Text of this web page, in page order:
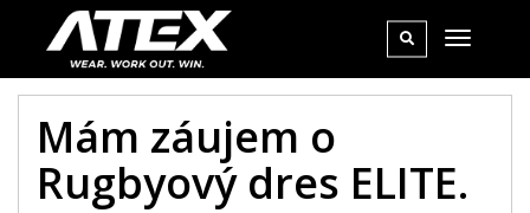
Mám záujem o
Rugbyový dres ELITE.